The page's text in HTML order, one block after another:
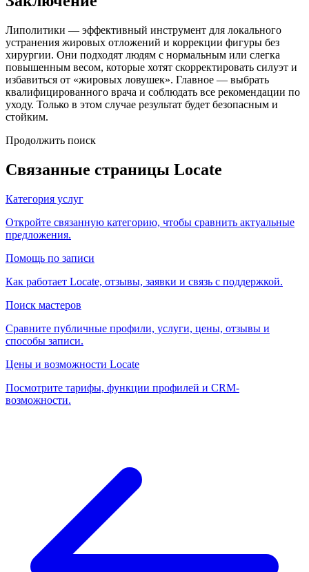
Липолитики — эффективный инструмент для локального
устранения жировых отложений и коррекции фигуры без
хирургии. Они подходят людям с нормальным или слегка
повышенным весом, которые хотят скорректировать силуэт и
избавиться от «жировых ловушек». Главное — выбрать
квалифицированного врача и соблюдать все рекомендации по
уходу. Только в этом случае результат будет безопасным и
стойким.
Продолжить поиск
Связанные страницы Locate
Категория услуг
Откройте связанную категорию, чтобы сравнить актуальные
предложения.
Помощь по записи
Как работает Locate, отзывы, заявки и связь с поддержкой.
Поиск мастеров
Сравните публичные профили, услуги, цены, отзывы и
способы записи.
Цены и возможности Locate
Посмотрите тарифы, функции профилей и CRM-
возможности.